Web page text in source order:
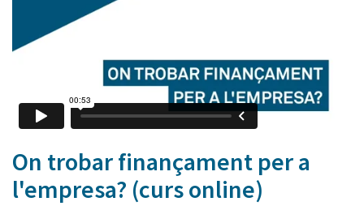
On trobar finançament per a
l'empresa? (curs online)